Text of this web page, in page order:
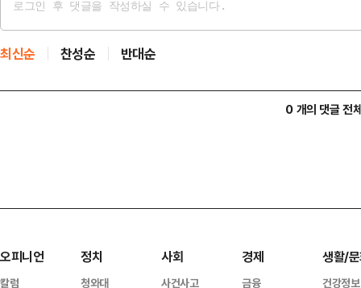
최신순 찬성순 반대순
0 개의 댓글 전
오피니언
칼럼
정치
청와대
사회
사건사고
경제
금융
생활/
건강정보